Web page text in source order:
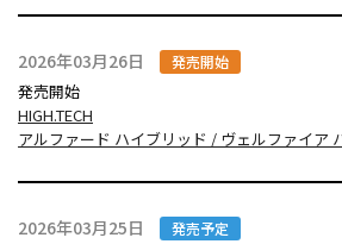
2026年03月26日 発売開始
発売開始
HIGH.TECH
アルファード ハイブリッド / ヴェルファイア
2026年03月25日 発売予定